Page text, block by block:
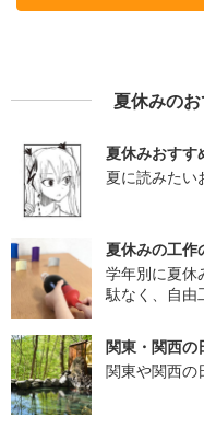
夏休みの
夏休みおすす
夏に読みたい
夏休みの工作
学年別に夏休
駄なく、自由
関東・関西の
関東や関西の